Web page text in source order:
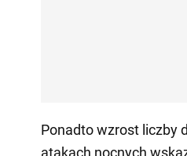
Ponadto wzrost liczby
atakach nocnych